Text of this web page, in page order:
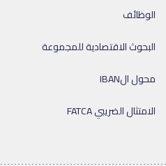
الوظائف
البحوث الاقتصادية للمجموعة
محول الIBAN
الامتثال الضريبي FATCA